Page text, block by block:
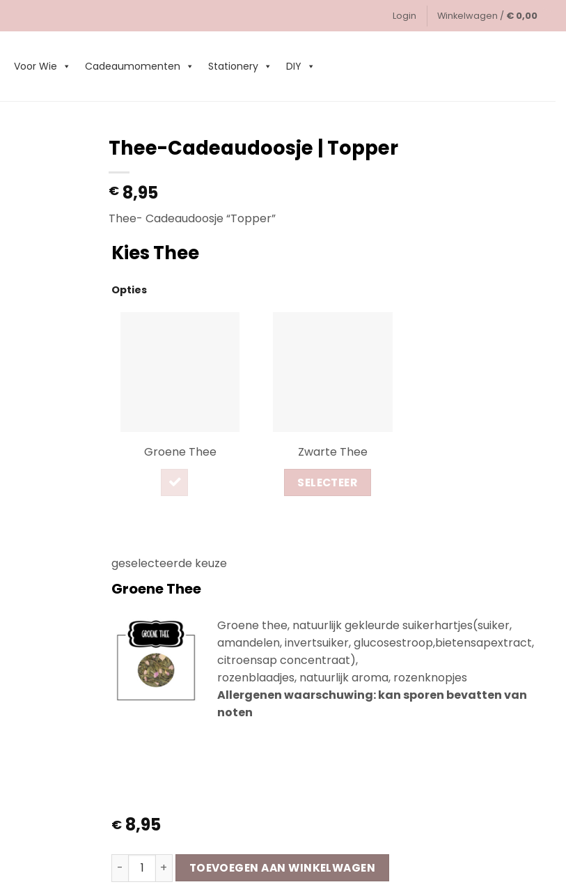
Login Winkelwagen / € 0,00
Voor Wie Cadeaumomenten Stationery DIY
Thee-Cadeaudoosje | Topper
€ 8,95
Thee- Cadeaudoosje “Topper”
Kies Thee
Opties
Groene Thee Zwarte Thee
SELECTEER
geselecteerde keuze
Groene Thee
Groene thee, natuurlijk gekleurde suikerhartjes(suiker,
amandelen, invertsuiker, glucosestroop,bietensapextract,
citroensap concentraat),
rozenblaadjes, natuurlijk aroma, rozenknopjes
Allergenen waarschuwing: kan sporen bevatten van
noten
€ 8,95
Thee-Cadeaudoosje | Topper aantal
TOEVOEGEN AAN WINKELWAGEN